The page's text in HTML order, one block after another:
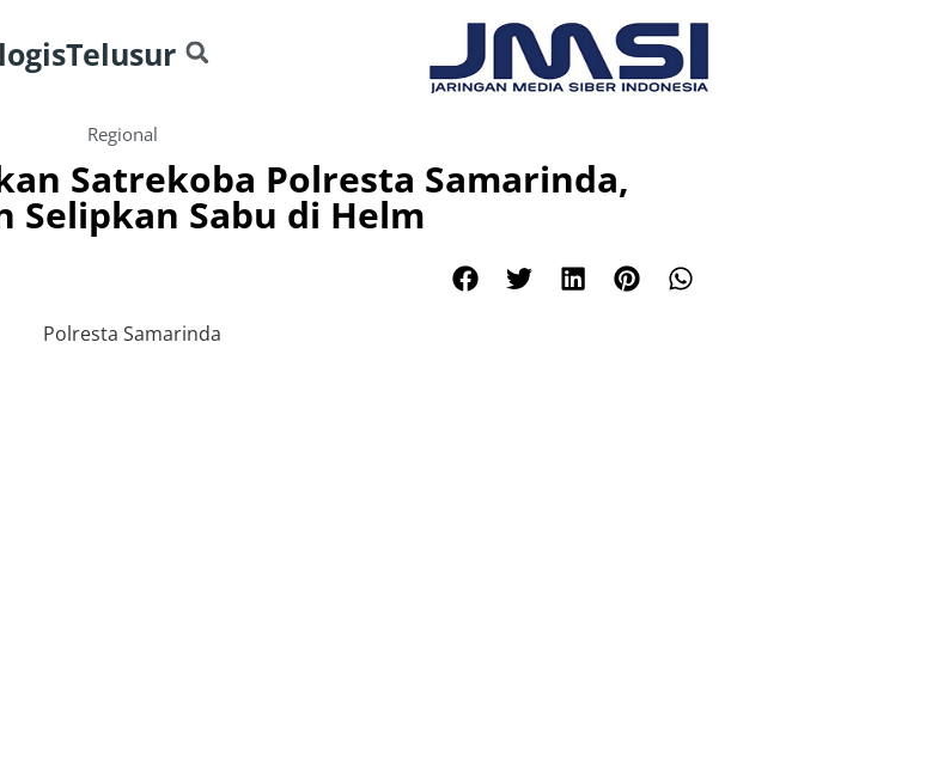
Telusur
Regional
Satrekoba Polresta Samarinda,
Selipkan Sabu di Helm